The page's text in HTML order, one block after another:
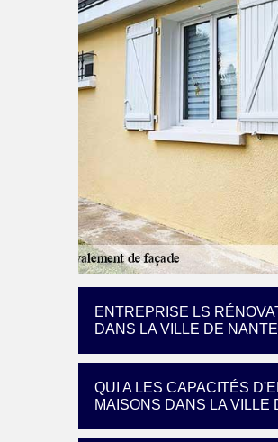
ENTREPRISE LS
DANS LA VILLE DE
QUI A LES CAPACITÉS
MAISONS DANS LA